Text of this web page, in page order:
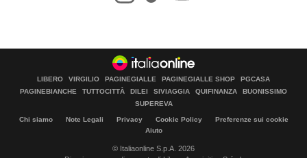
LIBERO VIRGILIO PAGINEGIALLE PAGINEGIALLE SHOP
PGCASA
PAGINEBIANCHE
TUTTOCITTÀ DILEI SIVIAGGIA QUIFINANZA
BUONISSIMO
SUPEREVA
Chi siamo Note Legali Privacy Cookie Policy
Preferenze sui cookie
Aiuto
© Italiaonline S.p.A. 2026